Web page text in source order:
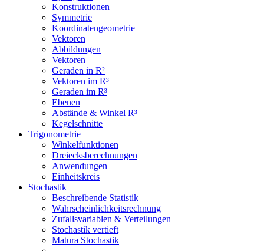
Konstruktionen
Symmetrie
Koordinatengeometrie
Vektoren
Abbildungen
Vektoren
Geraden in R²
Vektoren im R³
Geraden im R³
Ebenen
Abstände & Winkel R³
Kegelschnitte
Trigonometrie
Winkelfunktionen
Dreiecksberechnungen
Anwendungen
Einheitskreis
Stochastik
Beschreibende Statistik
Wahrscheinlichkeitsrechnung
Zufallsvariablen & Verteilungen
Stochastik vertieft
Matura Stochastik